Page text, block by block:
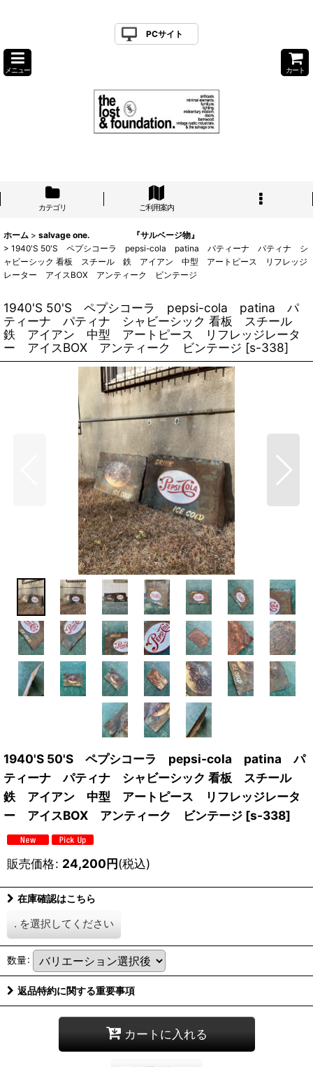
PCサイト
メニュー カート
カテゴリ ご利用案内
ホーム > salvage one. 『サルベージ物』
> 1940'S 50'S ペプシコーラ pepsi-cola patina パティーナ パティナ シ
ャビーシック 看板 スチール 鉄 アイアン 中型 アートピース リフレッジ
レーター アイスBOX アンティーク ビンテージ
1940'S 50'S ペプシコーラ pepsi-cola patina パ
ティーナ パティナ シャビーシック 看板 スチール
鉄 アイアン 中型 アートピース リフレッジレータ
ー アイスBOX アンティーク ビンテージ [s-338]
1940'S 50'S ペプシコーラ pepsi-cola patina パ
ティーナ パティナ シャビーシック 看板 スチール
鉄 アイアン 中型 アートピース リフレッジレータ
ー アイスBOX アンティーク ビンテージ [s-338]
販売価格: 24,200円(税込)
在庫確認はこちら
. を選択してください
数量:
返品特約に関する重要事項
カートに入れる